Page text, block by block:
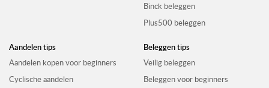
Binck beleggen
Plus500 beleggen
Aandelen tips
Aandelen kopen voor beginners
Cyclische aandelen
Beleggen tips
Veilig beleggen
Beleggen voor beginners